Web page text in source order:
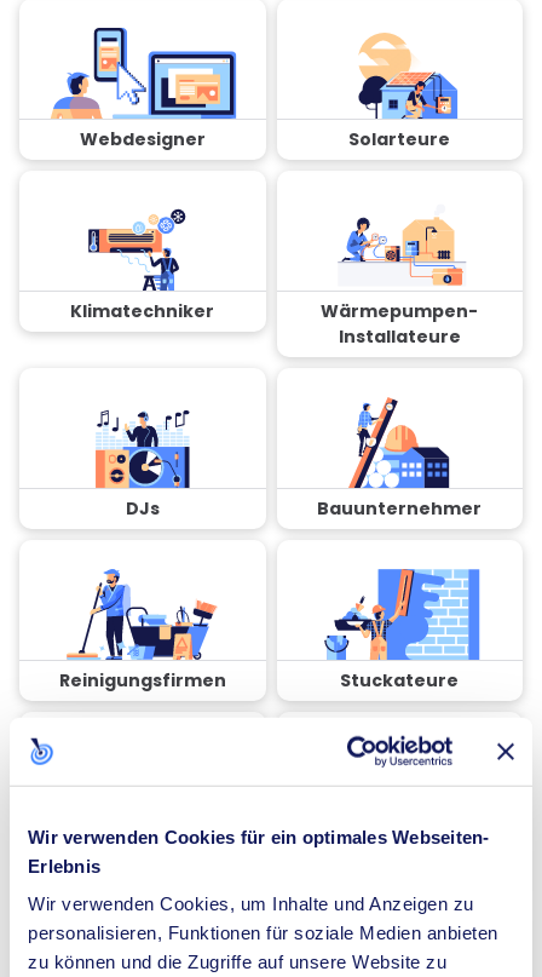
Wir verwenden Cookies für ein optimales Webseiten-
Erlebnis
Wir verwenden Cookies, um Inhalte und Anzeigen zu
personalisieren, Funktionen für soziale Medien anbieten
zu können und die Zugriffe auf unsere Website zu
Webdesigner Solarteure
Klimatechniker
Wärmepumpen-
Installateure
DJs Bauunternehmer
Reinigungsfirmen Stuckateure
Coaches
Spezialisten für